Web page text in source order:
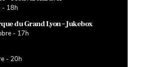
- 18h
du Grand Lyon – Jukebox
- 17h
- 20h